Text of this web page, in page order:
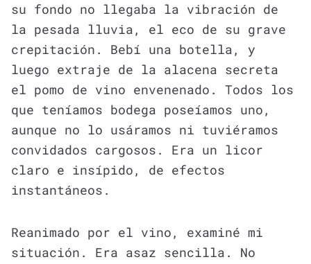
su fondo no llegaba la vibración de
la pesada lluvia, el eco de su grave
crepitación. Bebí una botella, y
luego extraje de la alacena secreta
el pomo de vino envenenado. Todos los
que teníamos bodega poseíamos uno,
aunque no lo usáramos ni tuviéramos
convidados cargosos. Era un licor
claro e insípido, de efectos
instantáneos.
Reanimado por el vino, examiné mi
situación. Era asaz sencilla. No